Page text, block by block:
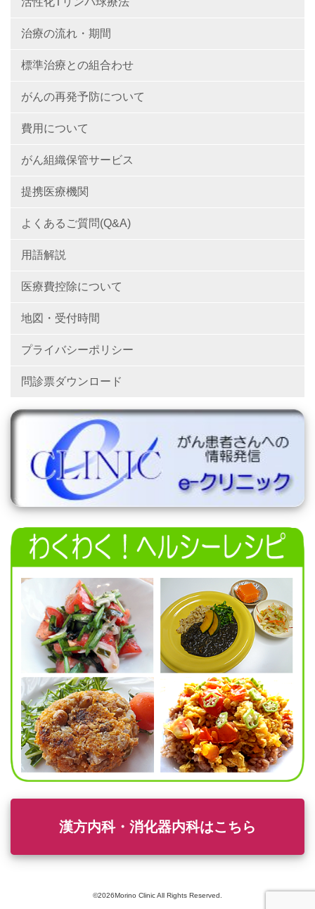
治療の流れ・期間
標準治療との組合わせ
がんの再発予防について
費用について
がん組織保管サービス
提携医療機関
よくあるご質問(Q&A)
用語解説
医療費控除について
地図・受付時間
プライバシーポリシー
問診票ダウンロード
漢方内科・消化器内科はこちら
©2026Morino Clinic All Rights Reserved.